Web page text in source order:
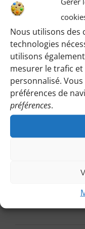
Nous utilisons des
technologies
utilisons
mesurer le trafic
personnalisé.
préférences de
préférences.
janvier
2026
Boissy-
Boissy